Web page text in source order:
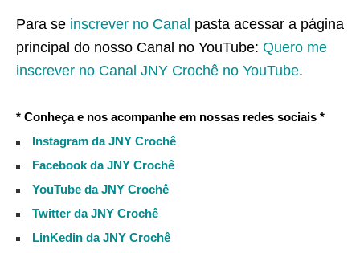
Para se inscrever no Canal pasta acessar a página
principal do nosso Canal no YouTube: Quero me
inscrever no Canal JNY Crochê no YouTube.
* Conheça e nos acompanhe em nossas redes sociais *
Instagram da JNY Crochê
Facebook da JNY Crochê
YouTube da JNY Crochê
Twitter da JNY Crochê
LinKedin da JNY Crochê